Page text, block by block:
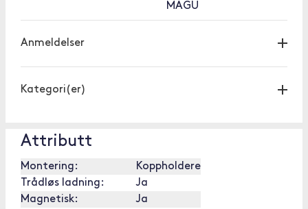
MAGU
Anmeldelser
Kategori(er)
Attributt
Montering:
Koppholdere
Trådløs ladning:
Ja
Magnetisk:
Ja